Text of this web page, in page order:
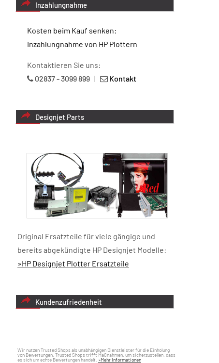
Inzahlungnahme
Kosten beim Kauf senken:
Inzahlungnahme von HP Plottern
Kontaktieren Sie uns:
02837 - 3099 899 | Kontakt
Designjet Parts
Original Ersatzteile für viele gängige und
bereits abgekündigte HP Designjet Modelle:
»HP Designjet Plotter Ersatzteile
Kundenzufriedenheit
Wir nutzen Trusted Shops als unabhängigen Dienstleister für die Einholung
von Bewertungen. Trusted Shops trifft Maßnahmen, um sicherzustellen, dass
es sich um echte Bewertungen handelt. »Mehr Informationen